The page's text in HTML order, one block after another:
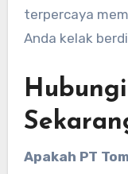
terpercaya
Anda kelak
Apakah PT